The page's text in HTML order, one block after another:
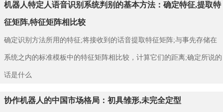
机器人特定人语音识别系统判别的基本方法：确定特征,提取特
征矩阵,特征矩阵相比较
确定识别方法所用的特征;将接收到的话音提取特征矩阵;与事先存储在
系统之内的标准模板中的特征矩阵相比较，计算它们的距离;确定所说的
话是什么
协作机器人的中国市场格局：初具雏形,未完全定型